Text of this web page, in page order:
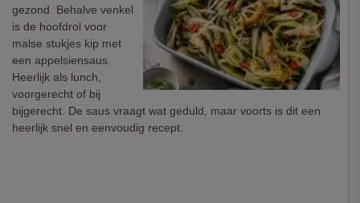
gezond. Behalve venkel
is de hoofdrol voor
malse stukjes kip met
een appelsiensaus.
Heerlijk als lunch,
voorgerecht of bij
bijgerecht. De saus vraagt wat geduld, maar voorts is dit een
heerlijk snel en eenvoudig recept.